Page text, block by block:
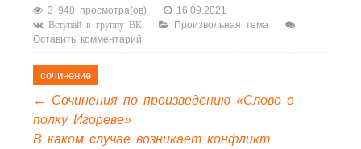
нашей семьи
3 948 просмотра(ов) 16.09.2021
Вступай в группу ВК
Произвольная тема
Оставить комментарий
сочинение
←
Сочинения по произведению «Слово о
полку Игореве»
В каком случае возникает конфликт